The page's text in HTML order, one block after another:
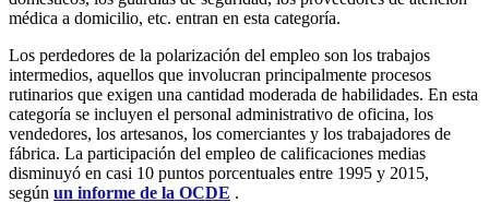
médica a domicilio, etc. entran en esta categoría.
Los perdedores de la polarización del empleo son los trabajos
intermedios, aquellos que involucran principalmente procesos
rutinarios que exigen una cantidad moderada de habilidades. En esta
categoría se incluyen el personal administrativo de oficina, los
vendedores, los artesanos, los comerciantes y los trabajadores de
fábrica. La participación del empleo de calificaciones medias
disminuyó en casi 10 puntos porcentuales entre 1995 y 2015,
según un informe de la OCDE .